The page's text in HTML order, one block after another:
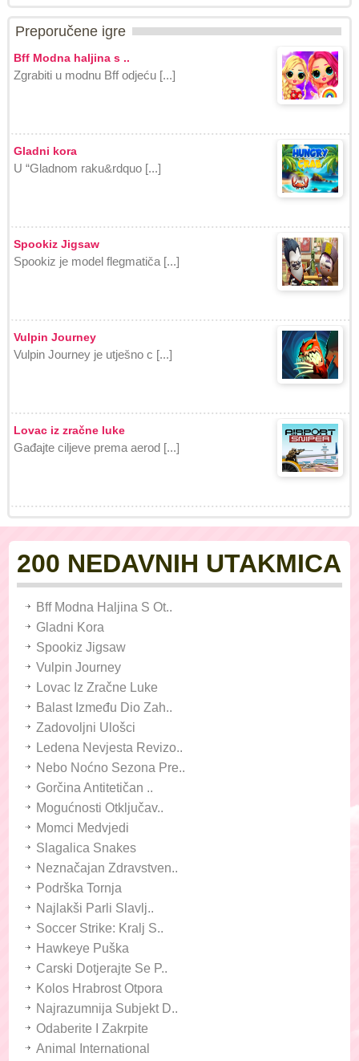
Preporučene igre
Bff Modna haljina s ..
Zgrabiti u modnu Bff odjeću [...]
Gladni kora
U “Gladnom raku&rdquo [...]
Spookiz Jigsaw
Spookiz je model flegmatiča [...]
Vulpin Journey
Vulpin Journey je utješno c [...]
Lovac iz zračne luke
Gađajte ciljeve prema aerod [...]
200 NEDAVNIH UTAKMICA
Bff Modna Haljina S Ot..
Gladni Kora
Spookiz Jigsaw
Vulpin Journey
Lovac Iz Zračne Luke
Balast Između Dio Zah..
Zadovoljni Ulošci
Ledena Nevjesta Revizo..
Nebo Noćno Sezona Pre..
Gorčina Antitetičan ..
Mogućnosti Otključav..
Momci Medvjedi
Slagalica Snakes
Neznačajan Zdravstven..
Podrška Tornja
Najlakši Parli Slavlj..
Soccer Strike: Kralj S..
Hawkeye Puška
Carski Dotjerajte Se P..
Kolos Hrabrost Otpora
Najrazumnija Subjekt D..
Odaberite I Zakrpite
Animal International